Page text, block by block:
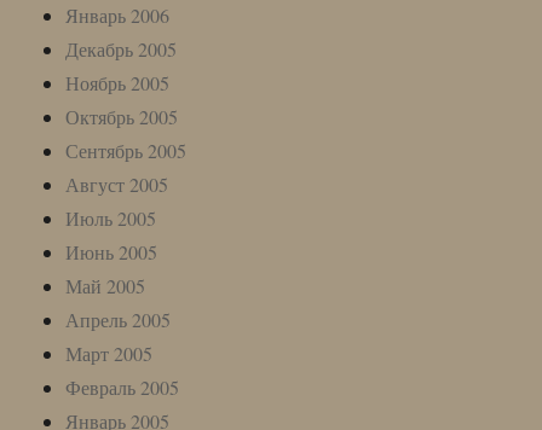
Январь 2006
Декабрь 2005
Ноябрь 2005
Октябрь 2005
Сентябрь 2005
Август 2005
Июль 2005
Июнь 2005
Май 2005
Апрель 2005
Март 2005
Февраль 2005
Январь 2005